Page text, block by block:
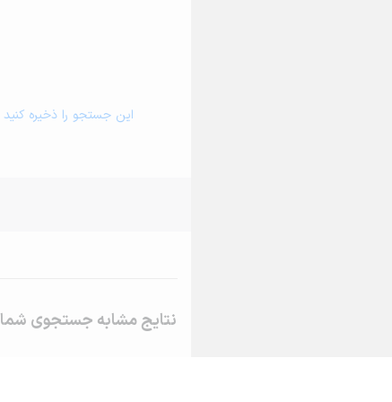
این جستجو را ذخیره کنید
نتایج مشابه جستجوی شما